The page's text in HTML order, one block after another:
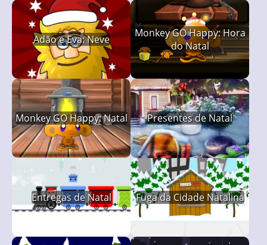
Adão e Eva: Neve
Monkey GO Happy: Hora
do Natal
Monkey GO Happy: Natal Presentes de Natal
Entregas de Natal Fuga da Cidade Natalina